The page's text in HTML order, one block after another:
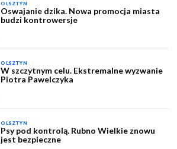
OLSZTYN
Oswajanie dzika. Nowa promocja miasta
budzi kontrowersje
OLSZTYN
W szczytnym celu. Ekstremalne wyzwanie
Piotra Pawelczyka
OLSZTYN
Psy pod kontrolą. Rubno Wielkie znowu
jest bezpieczne